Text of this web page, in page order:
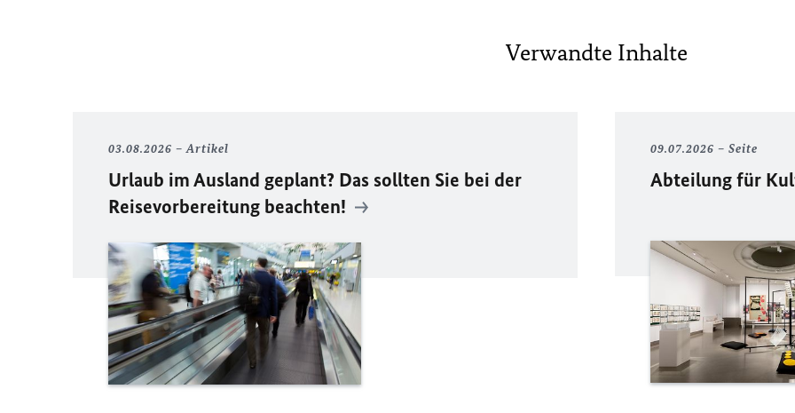
Verwandte Inhalte
03.08.2026 Artikel
Urlaub im Ausland geplant? Das sollten Sie bei der
Reisevorbereitung beachten!
09.07.2026 Seite
Abteilung für